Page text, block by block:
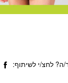
לחצ/י לשיתוף: